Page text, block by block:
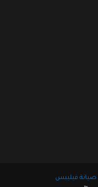
صيانة فيليبس